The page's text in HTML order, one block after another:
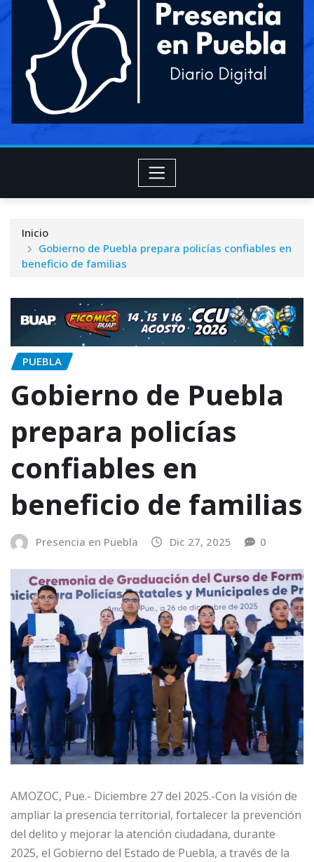
Inicio
Gobierno de Puebla prepara policías confiables en
beneficio de familias
PUEBLA
Gobierno de Puebla
prepara policías
confiables en
beneficio de familias
Presencia en Puebla Dic 27, 2025 0
AMOZOC, Pue.- Diciembre 27 del 2025.-Con la visión de
ampliar la presencia territorial, fortalecer la prevención
del delito y mejorar la atención ciudadana, durante
2025, el Gobierno del Estado de Puebla, a través de la